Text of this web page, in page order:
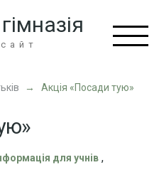
→ Акція «Посади тую»
для учнів ,